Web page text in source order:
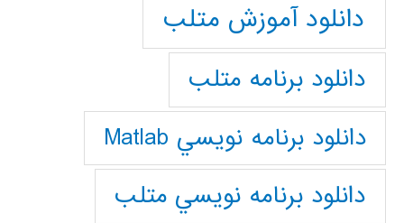
دانلود آموزش متلب
دانلود برنامه متلب
دانلود برنامه نويسي Matlab
دانلود برنامه نويسي متلب